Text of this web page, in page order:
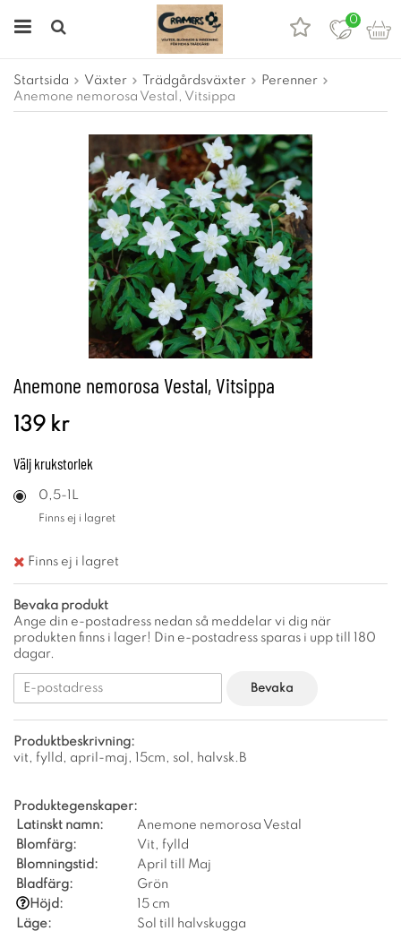
0
Startsida Växter Trädgårdsväxter
Perenner
Anemone nemorosa Vestal, Vitsippa
Anemone nemorosa Vestal, Vitsippa
139 kr
Välj krukstorlek
0,5-1L
Finns ej i lagret
Finns ej i lagret
Bevaka produkt
Ange din e-postadress nedan så meddelar vi dig när
produkten finns i lager! Din e-postadress sparas i upp till 180
dagar.
Bevaka
Produktbeskrivning:
vit, fylld, april-maj, 15cm, sol, halvsk.B
Produktegenskaper:
Latinskt namn:
Anemone nemorosa Vestal
Blomfärg:
Vit, fylld
Blomningstid:
April till Maj
Bladfärg:
Grön
Höjd:
15 cm
Läge:
Sol till halvskugga